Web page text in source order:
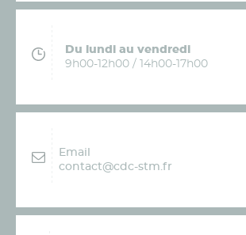
Du lundi au vendredi
9h00-12h00 / 14h00-17h00
Email
contact@cdc-stm.fr